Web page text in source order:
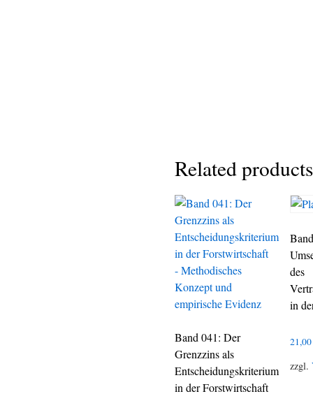
Related products
Band 041: Der
Grenzzins als
Entscheidungskriterium
in der Forstwirtschaft
des
in
zzgl.